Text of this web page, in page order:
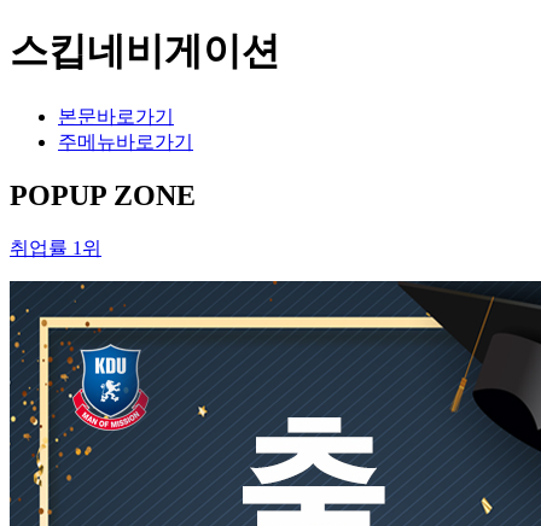
스킵네비게이션
본문바로가기
주메뉴바로가기
POPUP ZONE
취업률 1위